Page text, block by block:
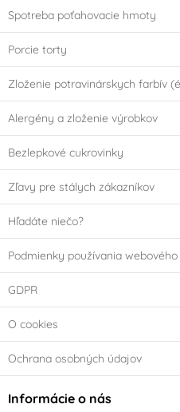
Spotreba poťahovacie hmoty
Porcie torty
Zloženie potravinárskych farbív
Alergény a zloženie výrobkov
Bezlepkové cukrovinky
Zľavy pre stálych zákazníkov
Hľadáte niečo?
Podmienky používania
GDPR
O cookies
Ochrana osobných údajov
Informácie o nás